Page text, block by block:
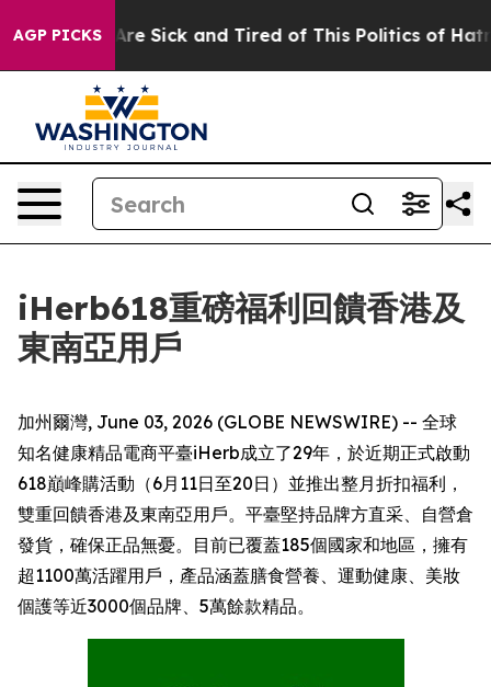
AGP PICKS
Are Sick and Tired of This Politics of Hatred” The
iHerb618重磅福利回饋香港及
東南亞用戶
加州爾灣, June 03, 2026 (GLOBE NEWSWIRE) -- 全球
知名健康精品電商平臺iHerb成立了29年，於近期正式啟動
618巔峰購活動（6月11日至20日）並推出整月折扣福利，
雙重回饋香港及東南亞用戶。平臺堅持品牌方直采、自營倉
發貨，確保正品無憂。目前已覆蓋185個國家和地區，擁有
超1100萬活躍用戶，產品涵蓋膳食營養、運動健康、美妝
個護等近3000個品牌、5萬餘款精品。